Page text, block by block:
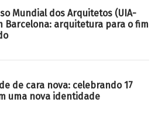
Mundial dos Arquitetos (UIA-
Barcelona: arquitetura para o fim
de cara nova: celebrando 17
uma nova identidade